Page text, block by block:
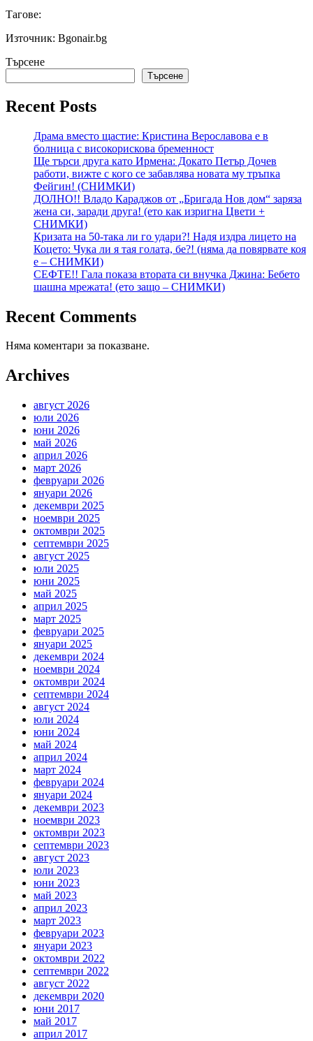
Тагове:
Източник: Bgonair.bg
Търсене
Търсене
Recent Posts
Драма вместо щастие: Кристина Верославова е в
болница с високорискова бременност
Ще търси друга като Ирмена: Докато Петър Дочев
работи, вижте с кого се забавлява новата му тръпка
Фейгин! (СНИМКИ)
ДОЛНО!! Владо Караджов от „Бригада Нов дом“ заряза
жена си, заради друга! (ето как изригна Цвети +
СНИМКИ)
Кризата на 50-така ли го удари?! Надя издра лицето на
Коцето: Чука ли я тая голата, бе?! (няма да повярвате коя
е – СНИМКИ)
СЕФТЕ!! Гала показа втората си внучка Джина: Бебето
шашна мрежата! (ето защо – СНИМКИ)
Recent Comments
Няма коментари за показване.
Archives
август 2026
юли 2026
юни 2026
май 2026
април 2026
март 2026
февруари 2026
януари 2026
декември 2025
ноември 2025
октомври 2025
септември 2025
август 2025
юли 2025
юни 2025
май 2025
април 2025
март 2025
февруари 2025
януари 2025
декември 2024
ноември 2024
октомври 2024
септември 2024
август 2024
юли 2024
юни 2024
май 2024
април 2024
март 2024
февруари 2024
януари 2024
декември 2023
ноември 2023
октомври 2023
септември 2023
август 2023
юли 2023
юни 2023
май 2023
април 2023
март 2023
февруари 2023
януари 2023
октомври 2022
септември 2022
август 2022
декември 2020
юни 2017
май 2017
април 2017